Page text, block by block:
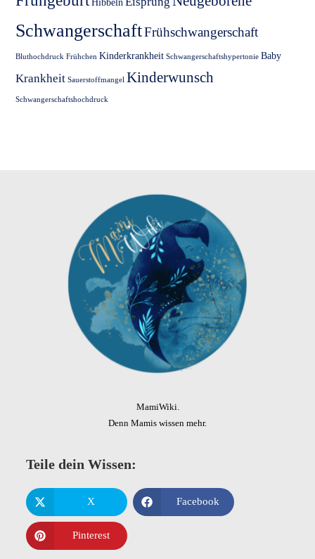
Hibbeln
SchwangerschaftFrühschwangerschaft
Bluthochdruck Frühchen Kinderkrankheit Schwangerschaftshypertonie Baby
Krankheit Sauerstoffmangel Kinderwunsch
Schwangerschaftshochdruck
MamiWiki.
Denn Mamis wissen mehr.
Teile dein Wissen:
X Facebook
Pinterest